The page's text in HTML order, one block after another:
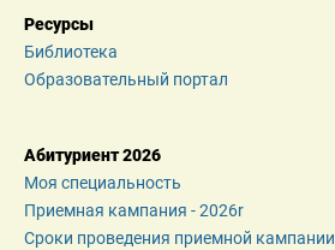
Ресурсы
Библиотека
Образовательный портал
Абитуриент 2026
Моя специальность
Приемная кампания - 2026r
Сроки проведения приемной кампании